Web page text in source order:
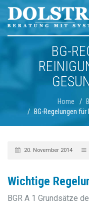
BG-
Home
BG-Regelungen
20. November 2014
Wichtige
BGR A 1 Grundsätze